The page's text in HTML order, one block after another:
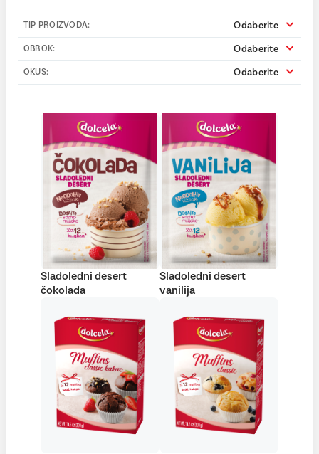
TIP PROIZVODA: Odaberite
OBROK: Odaberite
OKUS: Odaberite
Sladoledni desert
čokolada
Sladoledni desert
vanilija